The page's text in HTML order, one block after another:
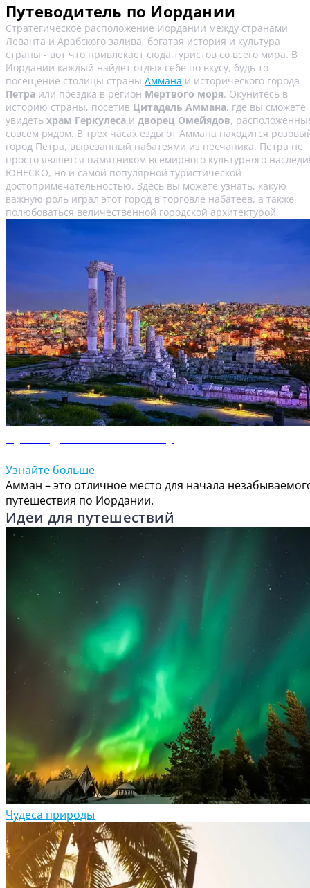
Путеводитель по Иордании
Стратегическое расположение Иордании между странами
Леванта и Арабского залива, богатая история и культура
страны - вот что привлекает сюда туристов со всего мира. В
Иордании каждый найдет отдых себе по вкусу, будь то
посещение столицы страны Аммана и исторического города
Петра или поездка в регион Мертвого моря. Окунитесь в
историю страны, посетив Цитадель Аммана, где вы сможете
увидеть храм Геркулеса и дворец Омейядов,
совсем рядом. В трех часах езды от Аммана находится
город Петра, вырезанный набатеями из песчаника. Петра не
просто является памятником всемирного культурного
ЮНЕСКО, но и самой популярной туристической
достопримечательностью. Здесь вы можете узнать, какую
важную роль играл этот город в торговле набатеев, а также
полюбоваться величественной городской архитектурой.
Узнайте больше
Амман – это отличное место для начала
путешествия по Иордании.
Идеи для путешествий
Чудеса природы